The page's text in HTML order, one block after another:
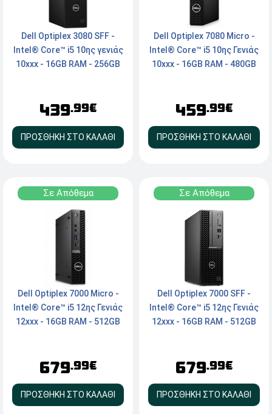
Dell Optiplex 3080 SFF -
Intel® Core™ i5 10ης γενιάς
10xxx - 16GB RAM - 256GB
Windows 11 Pro
439.99€
ΠΡΟΣΘΗΚΗ ΣΤΟ ΚΑΛΑΘΙ
Dell Optiplex 7080 Micro -
Intel® Core™ i5 10ης Γενιάς
10xxx - 16GB RAM - 480GB
459.99€
ΠΡΟΣΘΗΚΗ ΣΤΟ ΚΑΛΑΘΙ
Σε Απόθεμα
Dell Optiplex 7000 Μicro -
Intel® Core™ i5 12ης Γενιάς
12xxx - 16GB RAM - 512GB
679.99€
ΠΡΟΣΘΗΚΗ ΣΤΟ ΚΑΛΑΘΙ
Σε Απόθεμα
Dell Optiplex 7000 SFF -
Intel® Core™ i5 12ης Γενιάς
12xxx - 16GB RAM - 512GB
679.99€
ΠΡΟΣΘΗΚΗ ΣΤΟ ΚΑΛΑΘΙ